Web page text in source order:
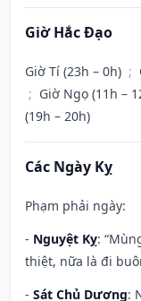
Giờ Hắc Đạo
Giờ Tí (23h – 0h) ;
; Giờ Ngọ (11h –
(19h – 20h)
Các Ngày Kỵ
Phạm phải ngày:
- Nguyệt Kỵ:
thiệt, nữa là đi
- Sát Chủ Dương: